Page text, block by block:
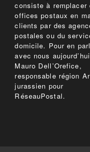
consiste à remplacer
offices postaux en
clients par des
postales ou du
domicile. Pour en
avec nous
Mauro Dell’Orefice,
responsable région
jurassien pour
RéseauPostal.